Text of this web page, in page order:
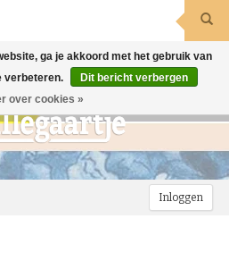
Inloggen
ga je akkoord met het gebruik van
verbeteren.
Dit bericht verbergen
over cookies »